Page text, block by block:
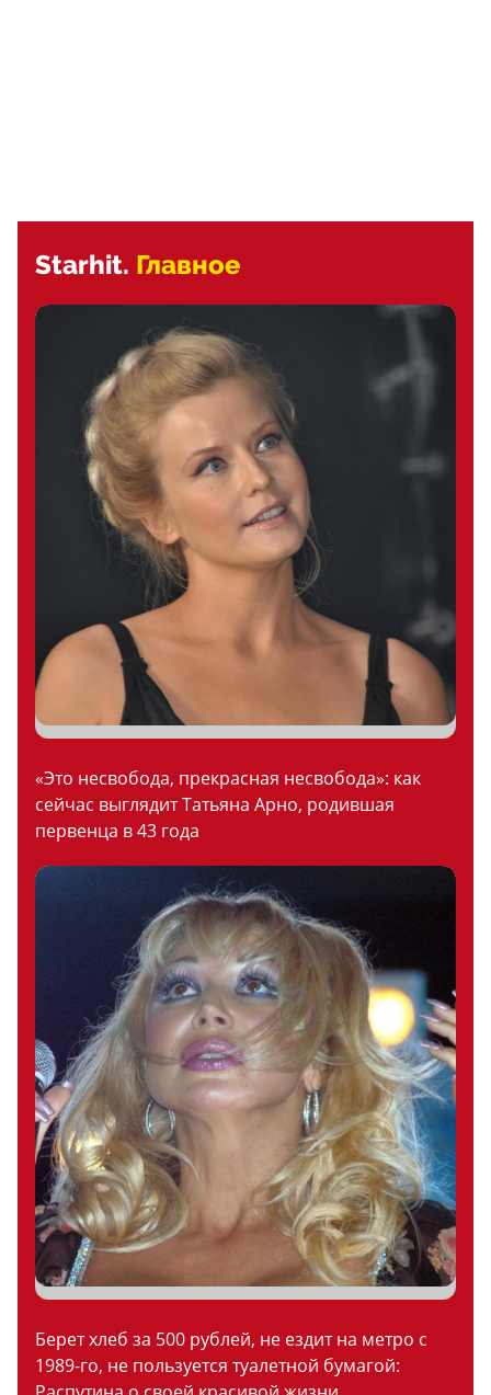
Starhit. Главное
«Это несвобода, прекрасная несвобода»: как
сейчас выглядит Татьяна Арно, родившая
первенца в 43 года
Берет хлеб за 500 рублей, не ездит на метро с
1989-го, не пользуется туалетной бумагой: